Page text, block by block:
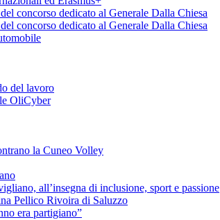
concorso dedicato al Generale Dalla Chiesa
concorso dedicato al Generale Dalla Chiesa
del lavoro
OliCyber
la Cuneo Volley
all’insegna di inclusione, sport e passione
Pellico Rivoira di Saluzzo
era partigiano”